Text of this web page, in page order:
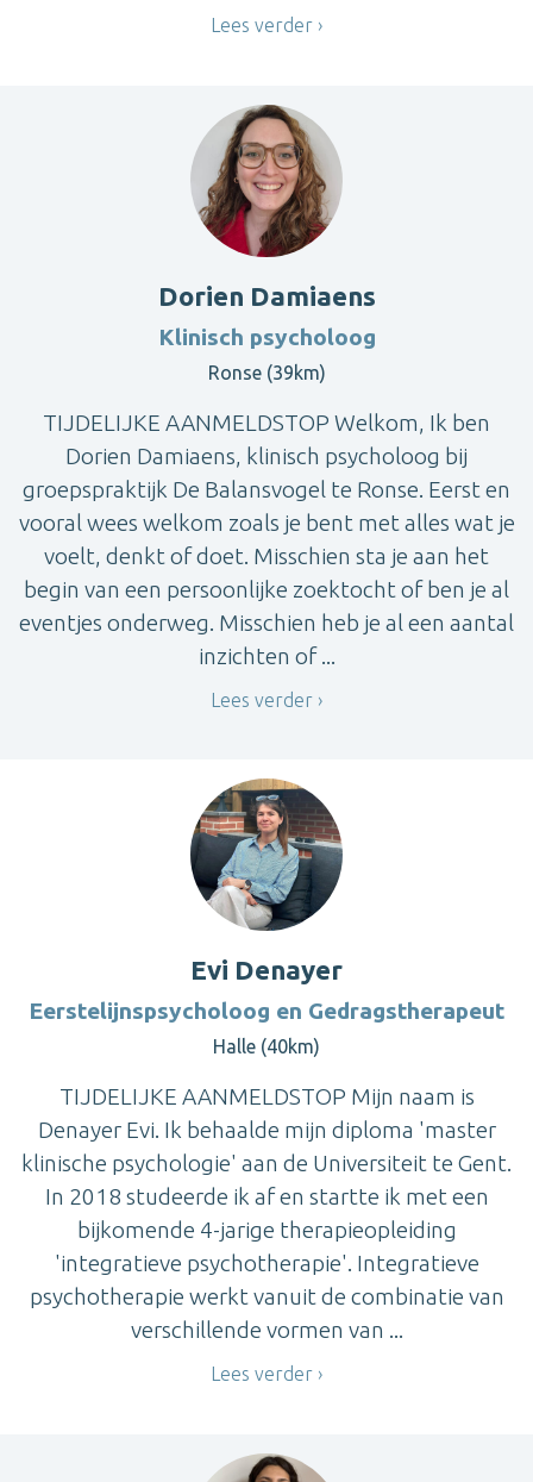
Lees verder
Dorien Damiaens
Klinisch psycholoog
Ronse (39km)
TIJDELIJKE AANMELDSTOP Welkom, Ik ben
Dorien Damiaens, klinisch psycholoog bij
groepspraktijk De Balansvogel te Ronse. Eerst en
vooral wees welkom zoals je bent met alles wat je
voelt, denkt of doet. Misschien sta je aan het
begin van een persoonlijke zoektocht of ben je al
eventjes onderweg. Misschien heb je al een aantal
inzichten of ...
Lees verder
Evi Denayer
Eerstelijnspsycholoog en Gedragstherapeut
Halle (40km)
TIJDELIJKE AANMELDSTOP Mijn naam is
Denayer Evi. Ik behaalde mijn diploma 'master
klinische psychologie' aan de Universiteit te Gent.
In 2018 studeerde ik af en startte ik met een
bijkomende 4-jarige therapieopleiding
'integratieve psychotherapie'. Integratieve
psychotherapie werkt vanuit de combinatie van
verschillende vormen van ...
Lees verder